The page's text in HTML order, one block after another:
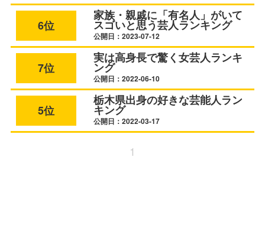
6位
家族・親戚に「有名人」がいて
スゴいと思う芸人ランキング
公開日：2023-07-12
7位
実は高身長で驚く女芸人ランキ
ング
公開日：2022-06-10
5位
栃木県出身の好きな芸能人ラン
キング
公開日：2022-03-17
1